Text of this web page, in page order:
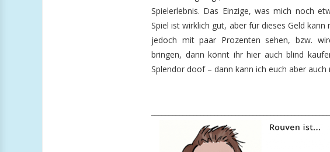
Spielerlebnis. Das Einzige, was mich noch
Spiel ist wirklich gut, aber für dieses Geld
jedoch mit paar Prozenten sehen, bzw.
bringen, dann könnt ihr hier auch blind
Splendor doof – dann kann ich euch aber auch